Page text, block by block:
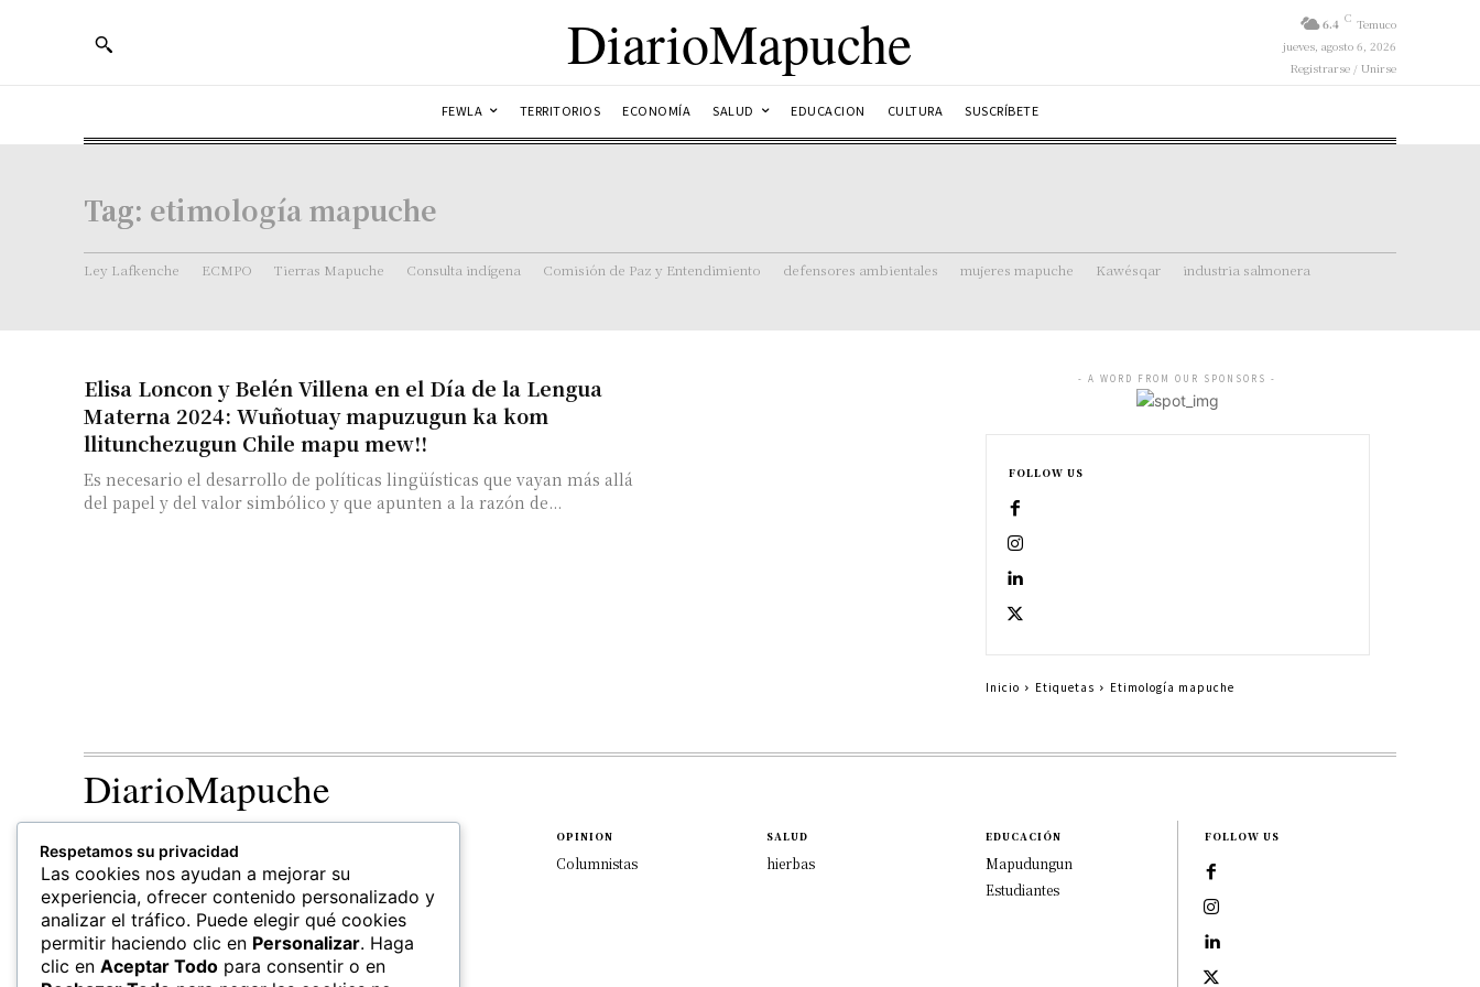
DiarioMapuche 6.4 C Temuco
jueves, agosto 6, 2026
Registrarse / Unirse
FEWLA TERRITORIOS ECONOMÍA SALUD EDUCACION CULTURA SUSCRÍBETE
Tag: etimología mapuche
Ley Lafkenche ECMPO Tierras Mapuche Consulta indígena Comisión de Paz y Entendimiento defensores ambientales mujeres mapuche Kawésqar industria salmonera
Elisa Loncon y Belén Villena en el Día de la Lengua
Materna 2024: Wuñotuay mapuzugun ka kom
llitunchezugun Chile mapu mew!!
Es necesario el desarrollo de políticas lingüísticas que vayan más allá
del papel y del valor simbólico y que apunten a la razón de...
- A WORD FROM OUR SPONSORS -
FOLLOW US
Inicio Etiquetas Etimología mapuche
DiarioMapuche
OPINION
Columnistas
SALUD
hierbas
EDUCACIÓN
Mapudungun
Estudiantes
FOLLOW US
Respetamos su privacidad
Las cookies nos ayudan a mejorar su
experiencia, ofrecer contenido personalizado y
analizar el tráfico. Puede elegir qué cookies
permitir haciendo clic en Personalizar. Haga
clic en Aceptar Todo para consentir o en